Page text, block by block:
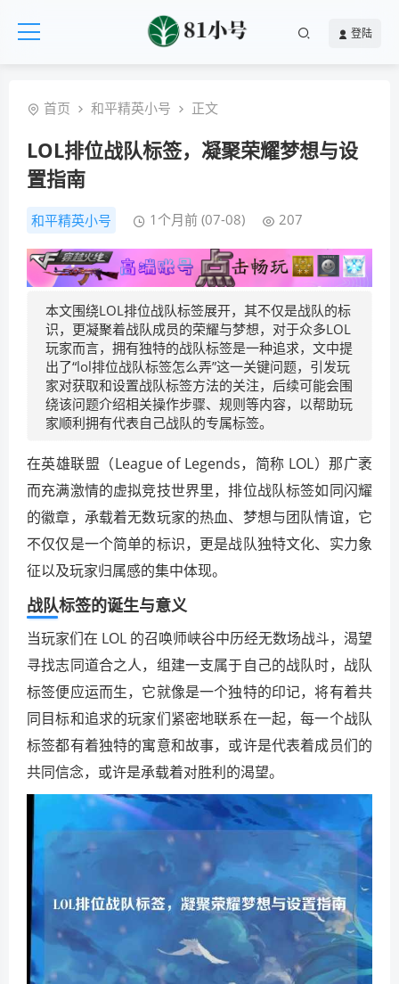
登陆
首页 和平精英小号 正文
LOL排位战队标签，凝聚荣耀梦想与设
置指南
和平精英小号 1个月前 (07-08) 207
本文围绕LOL排位战队标签展开，其不仅是战队的标
识，更凝聚着战队成员的荣耀与梦想，对于众多LOL
玩家而言，拥有独特的战队标签是一种追求，文中提
出了“lol排位战队标签怎么弄”这一关键问题，引发玩
家对获取和设置战队标签方法的关注，后续可能会围
绕该问题介绍相关操作步骤、规则等内容，以帮助玩
家顺利拥有代表自己战队的专属标签。
在英雄联盟（League of Legends，简称 LOL）那广袤
而充满激情的虚拟竞技世界里，排位战队标签如同闪耀
的徽章，承载着无数玩家的热血、梦想与团队情谊，它
不仅仅是一个简单的标识，更是战队独特文化、实力象
征以及玩家归属感的集中体现。
战队标签的诞生与意义
当玩家们在 LOL 的召唤师峡谷中历经无数场战斗，渴望
寻找志同道合之人，组建一支属于自己的战队时，战队
标签便应运而生，它就像是一个独特的印记，将有着共
同目标和追求的玩家们紧密地联系在一起，每一个战队
标签都有着独特的寓意和故事，或许是代表着成员们的
共同信念，或许是承载着对胜利的渴望。